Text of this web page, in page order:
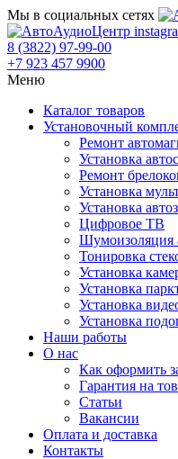
Мы в социальных сетях
8 (3822) 97-99-00
+7 923 457 9900
Меню
Каталог товаров
Установочный
Ремонт
Установка
Ремонт
Установка
Установка
Цифровое ТВ
Шумоизоляция
Тонировка
Установка
Установка
Установка
Установка
Наши работы
О нас
Как оформить
Гарантия на
Статьи
Вакансии
Оплата и доставка
Контакты